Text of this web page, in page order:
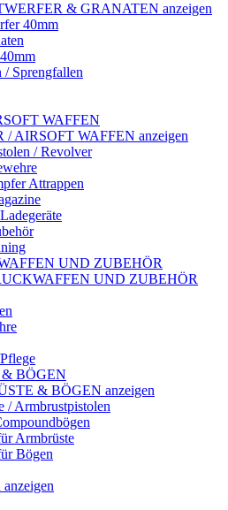
& GRANATEN anzeigen
40mm
/ Sprengfallen
WAFFEN
/ AIRSOFT WAFFEN anzeigen
/ Revolver
Attrappen
UND ZUBEHÖR
UND ZUBEHÖR
BÖGEN
& BÖGEN anzeigen
/ Armbrustpistolen
Armbrüste
Bögen